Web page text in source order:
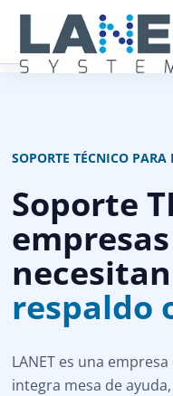
SOPORTE TÉCNICO PARA
Soporte
necesitan
respaldo
LANET es una
integra mesa de